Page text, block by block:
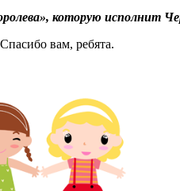
которую исполнит
вам, ребята.